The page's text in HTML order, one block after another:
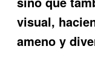
visual,
ameno y